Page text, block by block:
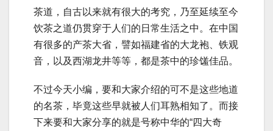
茶道，自古以来就有很大的考究，乃至延续至今
饮茶之道仍贯穿于人们的日常生活之中。在中国
有很多的产茶大省，譬如福建省的大龙袍、铁观
音，以及西湖龙井等等，都是茶中的珍馐佳品。
不过今天小编，要和大家介绍的可不是这些地道
的名茶，毕竟这些早就被人们耳熟相知了。而接
下来要和大家分享的就是号称中华的“四大奇